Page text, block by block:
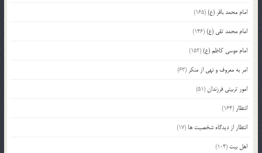
امام محمد باقر (ع)(165)
امام محمد تقی (ع)(146)
امام موسی کاظم (ع)(152)
امر به معروف و نهی از منکر (63)
امور تربیتی فرزندان(51)
انتظار (164)
انتظار از دیدگاه شخصیت ها (17)
اهل بیت (104)